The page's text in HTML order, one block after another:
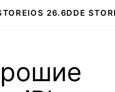
IOS 26.6DDE